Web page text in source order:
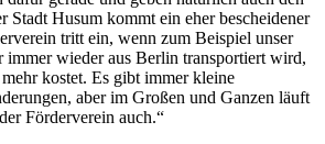
Stadt Husum kommt ein eher bescheidener
tritt ein, wenn zum Beispiel unser
immer wieder aus Berlin transportiert wird,
kostet. Es gibt immer kleine
aber im Großen und Ganzen läuft
Förderverein auch.“